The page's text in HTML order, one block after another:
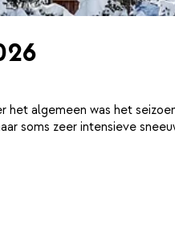
algemeen was het
soms zeer intensieve